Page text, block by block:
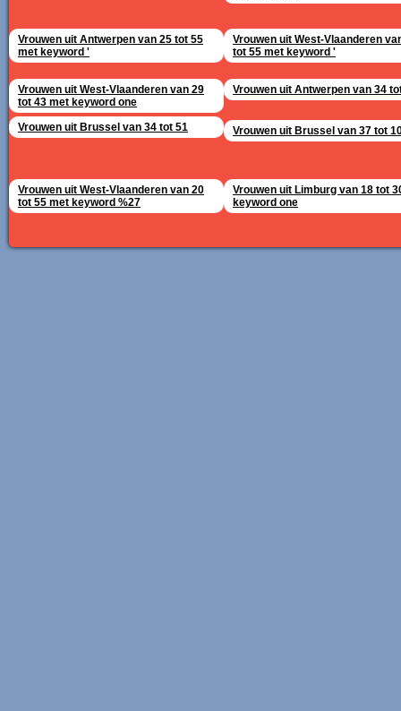
Vrouwen uit Antwerpen van 25 tot 55
met keyword '
Vrouwen uit West-Vlaanderen
tot 55 met keyword '
Vrouwen uit West-Vlaanderen van 29
tot 43 met keyword one
Vrouwen uit Antwerpen van 34
Vrouwen uit Brussel van 34 tot 51 Vrouwen uit Brussel van 37 tot
Vrouwen uit West-Vlaanderen van 20
tot 55 met keyword %27
Vrouwen uit Limburg van 18 tot
keyword one